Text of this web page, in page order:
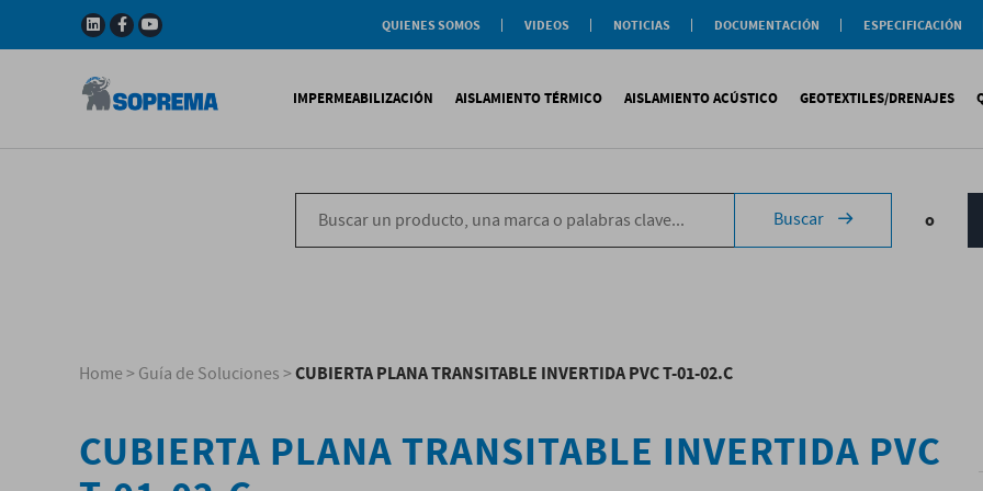
QUIENES SOMOS
VIDEOS
NOTICIAS
DOCUMENTACIÓN
Documentación General
ESPECIFICACIÓN
Certificaciones
IMPERMEABILIZACIÓN
Impermeabilización Bituminosa
Impermeabilización Sintética
Impermeabilización Líquida
AISLAMIENTO TÉRMICO
XPS
Texlosa
PIR
AISLAMIENTO ACÚSTICO
Tecsound®
Texfon
Texsilen
Auxiliares
GEOTEXTILES/DRENAJES
Geotextiles
Drenajes
Buscar o
Home>Guía de Soluciones>CUBIERTA PLANA TRANSITABLE INVERTIDA PVC T-01-02.C
CUBIERTA PLANA TRANSITABLE INVERTIDA PVC